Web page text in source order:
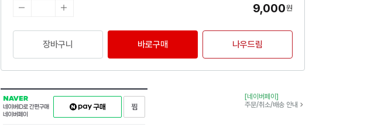
9,000원
장바구니 바로구매 나우드림
NAVER
네이버
ID로
구매하기
[네이버페이]
주문/취소/배송 안내